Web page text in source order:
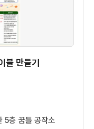
블 만들기
5층 꿈틀 공작소